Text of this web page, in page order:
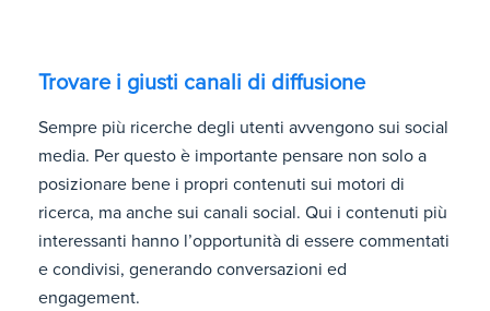
Trovare i giusti canali di diffusione
Sempre più ricerche degli utenti avvengono sui social
media. Per questo è importante pensare non solo a
posizionare bene i propri contenuti sui motori di
ricerca, ma anche sui canali social. Qui i contenuti più
interessanti hanno l’opportunità di essere commentati
e condivisi, generando conversazioni ed
engagement.